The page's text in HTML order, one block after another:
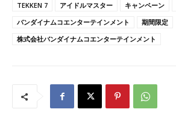
TEKKEN 7 アイドルマスター キャンペーン
バンダイナムコエンターテインメント
期間限定
株式会社バンダイナムコエンターテインメント